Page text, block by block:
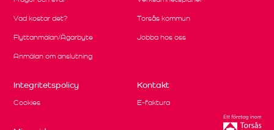
Vad kostar det?
Flyttanmälan/Ägarbyte
Anmälan om anslutning
Torsås kommun
Jobba hos oss
Integritetspolicy
Cookies
Kontakt
E-faktura